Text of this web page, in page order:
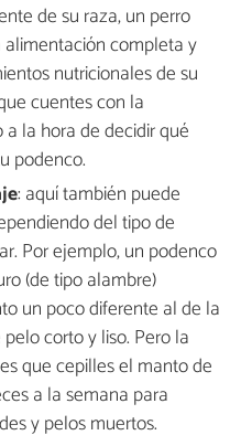
de su raza, un perro
completa y
nutricionales de su
cuentes con la
la hora de decidir qué
podenco.
: aquí también puede
del tipo de
Por ejemplo, un podenco
(de tipo alambre)
un poco diferente al de la
corto y liso. Pero la
que cepilles el manto de
a la semana para
y pelos muertos.